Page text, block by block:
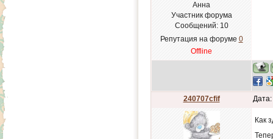
Анна
Участник форума
Сообщений: 10
Репутация на форуме 0
Offline
240707cfif
Как